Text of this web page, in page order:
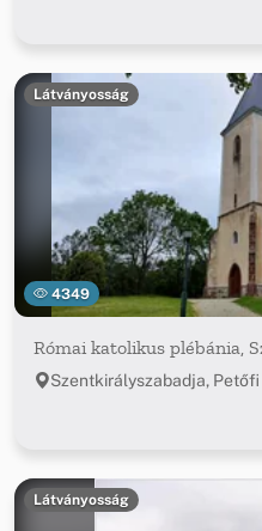
4349
Látványosság
Római katolikus plébánia,
Szentkirályszabadja, Petőfi
Látványosság